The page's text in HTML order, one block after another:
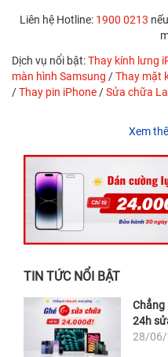
Liên hệ Hotline: 1900 0213
Dịch vụ nổi bật:Thay kính lưng
màn hình Samsung /Thay mặt
/Thay pin iPhone /Sửa chữa
Xem
TIN TỨC NỔI BẬT
24h
28/06/